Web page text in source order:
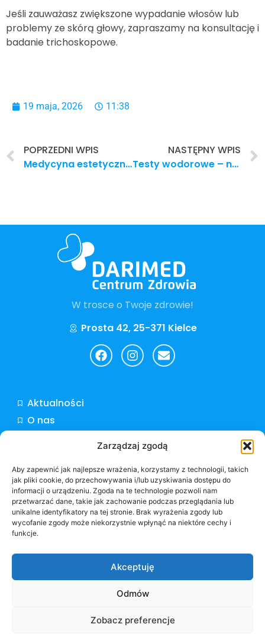
Otwórz pasek narzędzi
Zarządzaj zgodą
Aby zapewnić jak najlepsze wrażenia, korzystamy z technologii, takich
jak pliki cookie, do przechowywania i/lub uzyskiwania dostępu do
informacji o urządzeniu. Zgoda na te technologie pozwoli nam
przetwarzać dane, takie jak zachowanie podczas przeglądania lub
unikalne identyfikatory na tej stronie. Brak wyrażenia zgody lub
wycofanie zgody może niekorzystnie wpłynąć na niektóre cechy i
funkcje.
Akceptuję
Odmów
Zobacz preferencje
Jeśli zauważasz zwiększone wypadanie włosów lub
problemy ze skórą głowy, zapraszamy na konsultację i
badanie trichoskopowe.
19 maja, 2026 11:38
POPRZEDNI WPIS
Medycyna estetyczna Kielce – lek. Karolina Pasierb
NASTĘPNY WPIS
Testy wodorowe – na czym polega badanie i kiedy warto je wykonać?
W trosce o Twoje zdrowie!
Prosta 42, 25-371 Kielce
Aktualności
O nas
Dokumenty do pobrania
Kontakt
NIP: 6572908867
KRS: 0000440572
REGON: 260654409
Polityka prywatności
Polityka plików cookies
Projekt i wykonanie:GEPARD.MEDIA